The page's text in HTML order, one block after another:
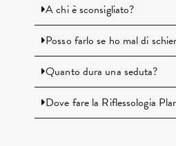
A chi è sconsigliato?
Posso farlo se ho mal di
Quanto dura una seduta?
Dove fare la Riflessologia